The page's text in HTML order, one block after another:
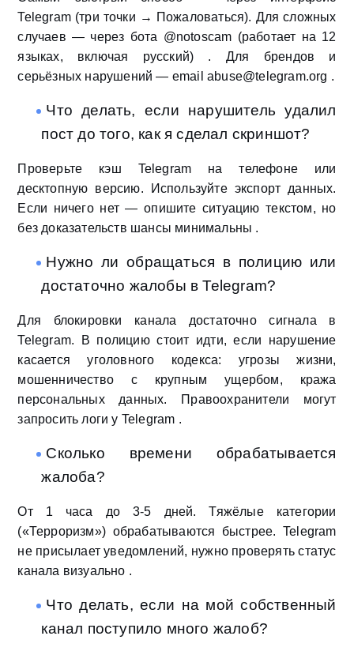
Telegram (три точки → Пожаловаться). Для сложных
случаев — через бота @notoscam (работает на 12
языках, включая русский) . Для брендов и
серьёзных нарушений — email abuse@telegram.org .
Что делать, если нарушитель удалил
пост до того, как я сделал скриншот?
Проверьте кэш Telegram на телефоне или
десктопную версию. Используйте экспорт данных.
Если ничего нет — опишите ситуацию текстом, но
без доказательств шансы минимальны .
Нужно ли обращаться в полицию или
достаточно жалобы в Telegram?
Для блокировки канала достаточно сигнала в
Telegram. В полицию стоит идти, если нарушение
касается уголовного кодекса: угрозы жизни,
мошенничество с крупным ущербом, кража
персональных данных. Правоохранители могут
запросить логи у Telegram .
Сколько времени обрабатывается
жалоба?
От 1 часа до 3-5 дней. Тяжёлые категории
(«Терроризм») обрабатываются быстрее. Telegram
не присылает уведомлений, нужно проверять статус
канала визуально .
Что делать, если на мой собственный
канал поступило много жалоб?